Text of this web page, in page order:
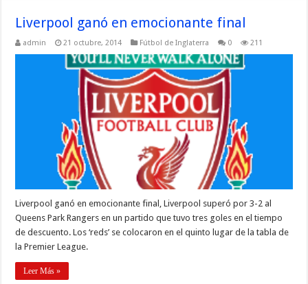
Liverpool ganó en emocionante final
admin 21 octubre, 2014 Fútbol de Inglaterra 0 211
Liverpool ganó en emocionante final, Liverpool superó por 3-2 al
Queens Park Rangers en un partido que tuvo tres goles en el tiempo
de descuento. Los ‘reds’ se colocaron en el quinto lugar de la tabla de
la Premier League.
Leer Más »